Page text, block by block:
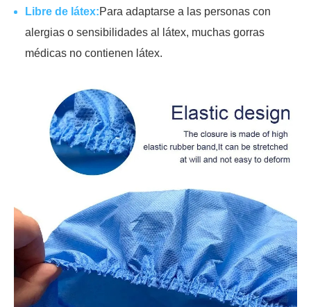
Libre de látex:Para adaptarse a las personas con
alergias o sensibilidades al látex, muchas gorras
médicas no contienen látex.